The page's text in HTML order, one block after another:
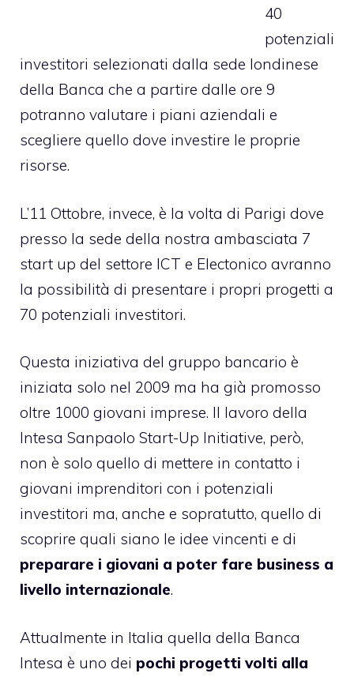
40
potenziali
investitori selezionati dalla sede londinese
della Banca che a partire dalle ore 9
potranno valutare i piani aziendali e
scegliere quello dove investire le proprie
risorse.
L’11 Ottobre, invece, è la volta di Parigi dove
presso la sede della nostra ambasciata 7
start up del settore ICT e Electonico avranno
la possibilità di presentare i propri progetti a
70 potenziali investitori.
Questa iniziativa del gruppo bancario è
iniziata solo nel 2009 ma ha già promosso
oltre 1000 giovani imprese. Il lavoro della
Intesa Sanpaolo Start-Up Initiative, però,
non è solo quello di mettere in contatto i
giovani imprenditori con i potenziali
investitori ma, anche e sopratutto, quello di
scoprire quali siano le idee vincenti e di
preparare i giovani a poter fare business a
livello internazionale.
Attualmente in Italia quella della Banca
Intesa è uno dei pochi progetti volti alla